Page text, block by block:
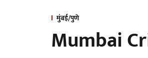
मुंबई/पुणे
Mumbai